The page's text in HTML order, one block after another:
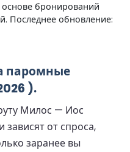
бронирований
Последнее обновление:
паромные
).
Милос — Иос
от спроса,
заранее вы